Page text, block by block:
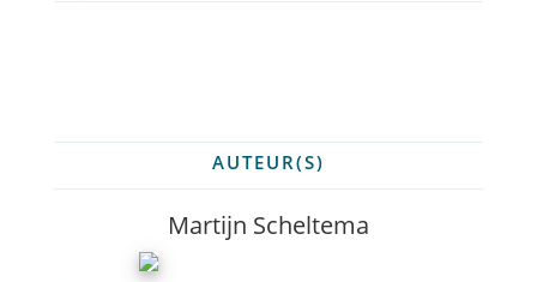
AUTEUR(S)
Martijn Scheltema